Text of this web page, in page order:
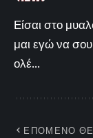
Είσαι στο
μαι εγώ να
ολέ...
ΕΠΟΜΕΝΟ